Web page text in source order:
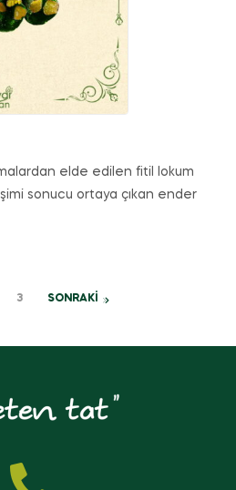
elde edilen fitil lokum
sonucu ortaya çıkan ender
3 SONRAKİ